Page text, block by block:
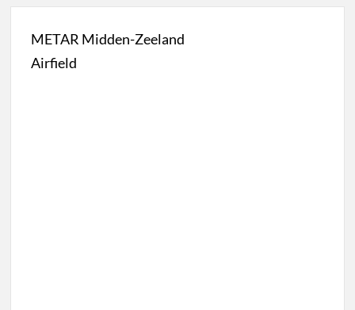
METAR Midden-Zeeland
Airfield